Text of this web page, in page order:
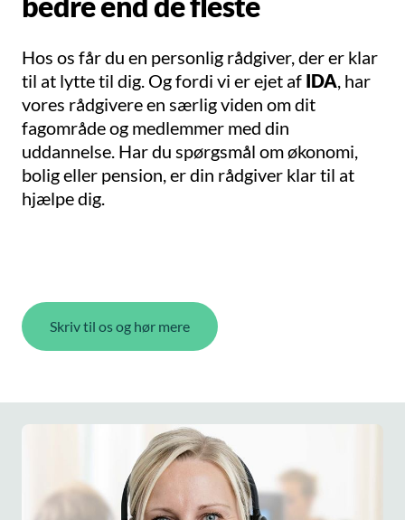
Hos os får du en personlig rådgiver, der er klar
til at lytte til dig. Og fordi vi er ejet af IDA , har
vores rådgivere en særlig viden om dit
fagområde og medlemmer med din
uddannelse. Har du spørgsmål om økonomi,
bolig eller pension, er din rådgiver klar til at
hjælpe dig.
Skriv til os og hør mere